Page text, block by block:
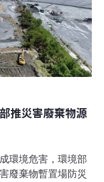
日，林保署航遙測
塌地阻塞河道，形
研究中心助理研究
現堰塞湖，只是這
它的峽谷非常陡峭
推災害廢棄物源
環境危害，環境部
廢棄物暫置場防災